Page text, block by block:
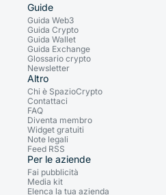
Guide
Guida Web3
Guida Crypto
Guida Wallet
Guida Exchange
Glossario crypto
Newsletter
Altro
Chi è SpazioCrypto
Contattaci
FAQ
Diventa membro
Widget gratuiti
Note legali
Feed RSS
Per le aziende
Fai pubblicità
Media kit
Elenca la tua azienda